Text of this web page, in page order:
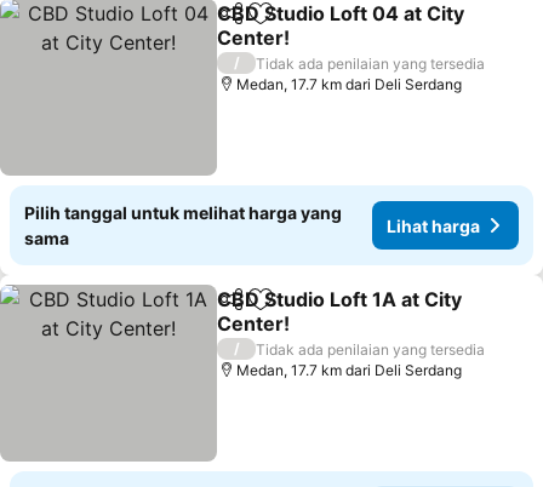
BagikanTambahkan ke favorit
CBD Studio Loft 04 at City
Center!
Lihat harga
/
Tidak ada penilaian yang tersedia
Medan, 17.7 km dari Deli Serdang
Pilih tanggal untuk melihat harga yang
sama
Lihat harga
BagikanTambahkan ke favorit
CBD Studio Loft 1A at City
Center!
Lihat harga
/
Tidak ada penilaian yang tersedia
Medan, 17.7 km dari Deli Serdang